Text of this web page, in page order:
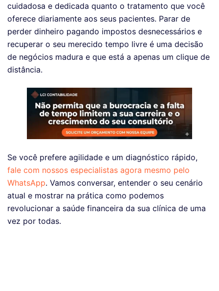
cuidadosa e dedicada quanto o tratamento que você
oferece diariamente aos seus pacientes. Parar de
perder dinheiro pagando impostos desnecessários e
recuperar o seu merecido tempo livre é uma decisão
de negócios madura e que está a apenas um clique de
distância.
Se você prefere agilidade e um diagnóstico rápido,
fale com nossos especialistas agora mesmo pelo
WhatsApp. Vamos conversar, entender o seu cenário
atual e mostrar na prática como podemos
revolucionar a saúde financeira da sua clínica de uma
vez por todas.